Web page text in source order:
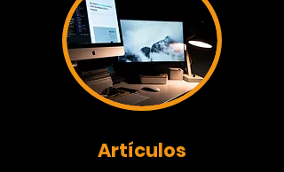
Artículos